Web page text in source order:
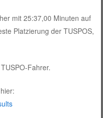
mit 25:37,00 Minuten auf
Platzierung der TUSPOS,
Fahrer.